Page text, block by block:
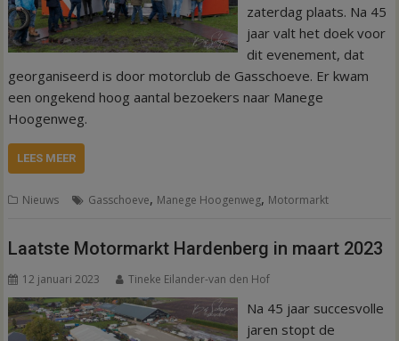
zaterdag plaats. Na 45
jaar valt het doek voor
dit evenement, dat
georganiseerd is door motorclub de Gasschoeve. Er kwam
een ongekend hoog aantal bezoekers naar Manege
Hoogenweg.
LEES MEER
Nieuws Gasschoeve, Manege Hoogenweg, Motormarkt
Laatste Motormarkt Hardenberg in maart 2023
12 januari 2023 Tineke Eilander-van den Hof
Na 45 jaar succesvolle
jaren stopt de